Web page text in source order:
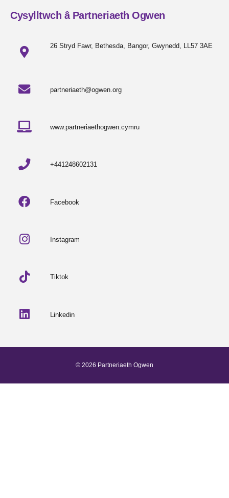
Cysylltwch â Partneriaeth Ogwen
26 Stryd Fawr, Bethesda, Bangor, Gwynedd, LL57 3AE
partneriaeth@ogwen.org
www.partneriaethogwen.cymru
+441248602131
Facebook
Instagram
Tiktok
Linkedin
© 2026 Partneriaeth Ogwen